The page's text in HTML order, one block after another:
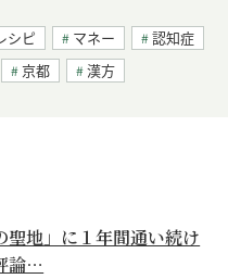
シピ マネー
認知症
京都 漢方
聖地」に１年間通い続け
論…